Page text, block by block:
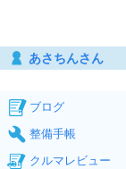
あさちんさん
ブログ
整備手帳
クルマレビュー